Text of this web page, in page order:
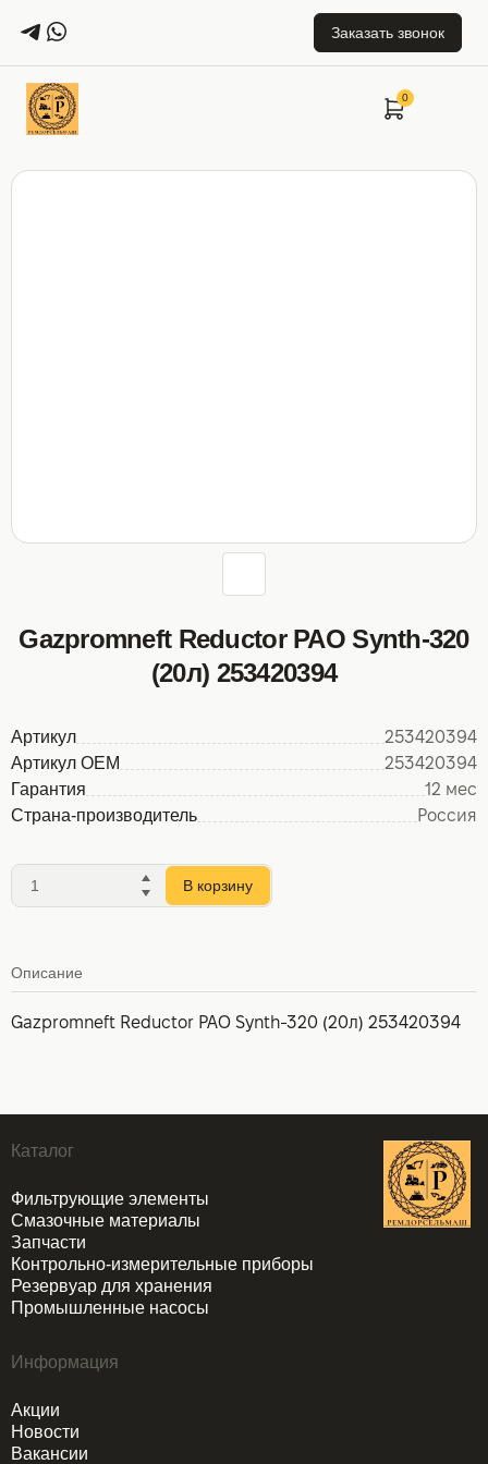
Заказать звонок
Gazpromneft Reductor PAO Synth-320
(20л) 253420394
Артикул
253420394
Артикул OEM
253420394
Гарантия
12 мес
Страна-производитель
Россия
В корзину
Описание
Gazpromneft Reductor PAO Synth-320 (20л) 253420394
Каталог
Фильтрующие элементы
Смазочные материалы
Запчасти
Контрольно-измерительные приборы
Резервуар для хранения
Промышленные насосы
Информация
Акции
Новости
Вакансии